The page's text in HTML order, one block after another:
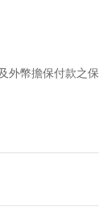
外幣擔保付款之保